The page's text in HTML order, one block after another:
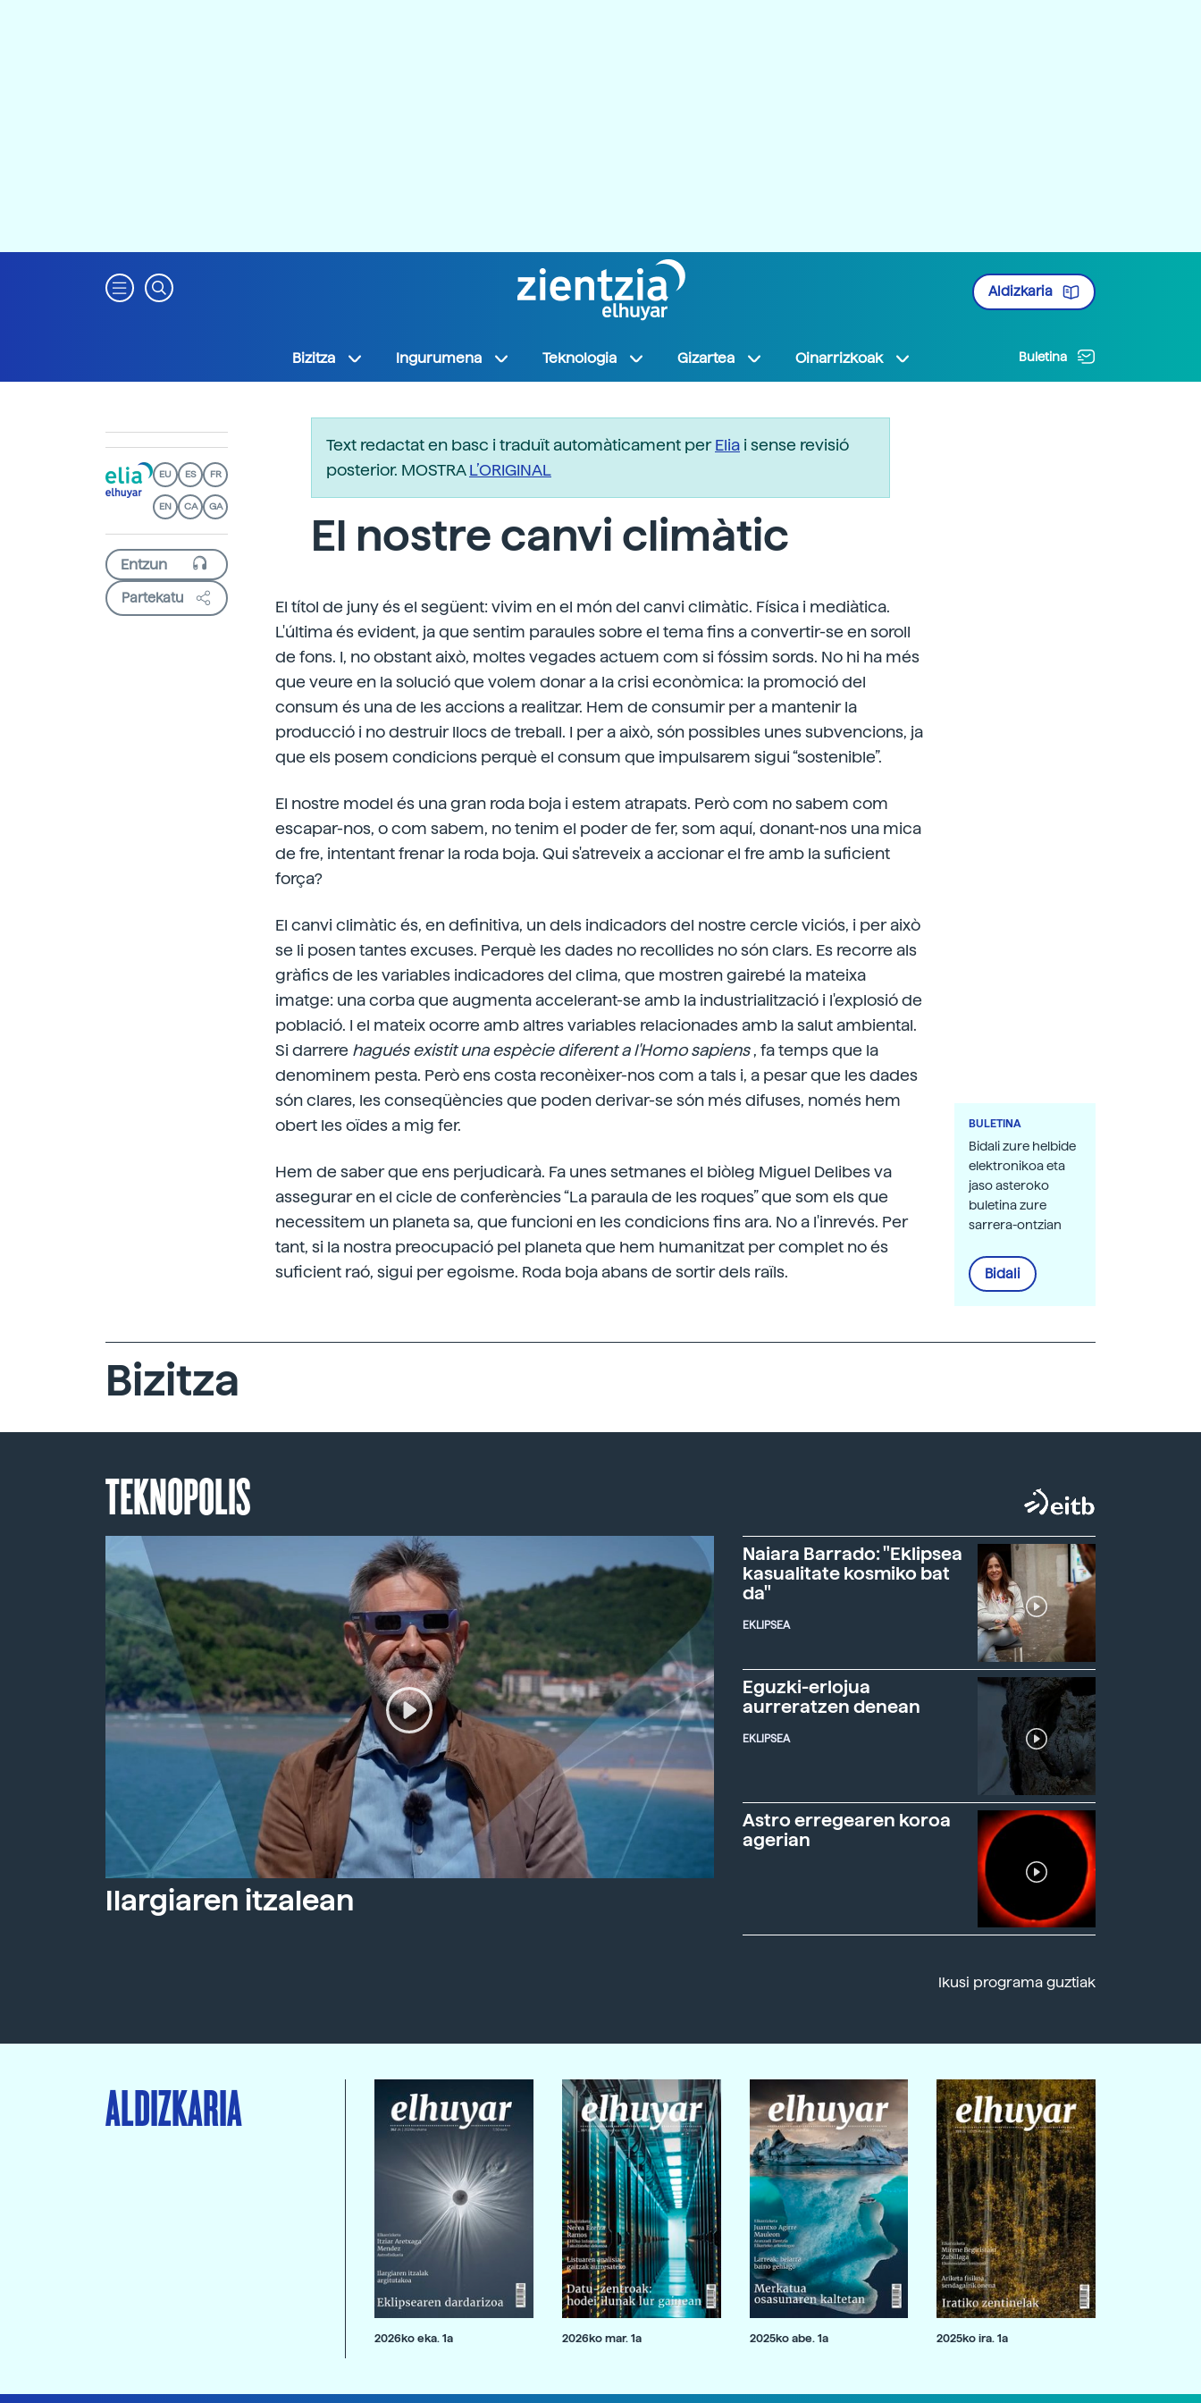
Aldizkaria
Bizitza Ingurumena Teknologia Gizartea Oinarrizkoak Buletina
EU ES FR
EN CA GA
Partekatu
Text redactat en basc i traduït automàticament perElia i sense revisió
posterior. MOSTRAL’ORIGINAL
El nostre canvi climàtic
El títol de juny és el següent: vivim en el món del canvi climàtic. Física i mediàtica.
L'última és evident, ja que sentim paraules sobre el tema fins a convertir-se en soroll
de fons. I, no obstant això, moltes vegades actuem com si fóssim sords. No hi ha més
que veure en la solució que volem donar a la crisi econòmica: la promoció del
consum és una de les accions a realitzar. Hem de consumir per a mantenir la
producció i no destruir llocs de treball. I per a això, són possibles unes subvencions, ja
que els posem condicions perquè el consum que impulsarem sigui “sostenible”.
El nostre model és una gran roda boja i estem atrapats. Però com no sabem com
escapar-nos, o com sabem, no tenim el poder de fer, som aquí, donant-nos una mica
de fre, intentant frenar la roda boja. Qui s'atreveix a accionar el fre amb la suficient
força?
El canvi climàtic és, en definitiva, un dels indicadors del nostre cercle viciós, i per això
se li posen tantes excuses. Perquè les dades no recollides no són clars. Es recorre als
gràfics de les variables indicadores del clima, que mostren gairebé la mateixa
imatge: una corba que augmenta accelerant-se amb la industrialització i l'explosió de
població. I el mateix ocorre amb altres variables relacionades amb la salut ambiental.
Si darrere hagués existit una espècie diferent a l'Homo sapiens, fa temps que la
denominem pesta. Però ens costa reconèixer-nos com a tals i, a pesar que les dades
són clares, les conseqüències que poden derivar-se són més difuses, només hem
obert les oïdes a mig fer.
Hem de saber que ens perjudicarà. Fa unes setmanes el biòleg Miguel Delibes va
assegurar en el cicle de conferències “La paraula de les roques” que som els que
necessitem un planeta sa, que funcioni en les condicions fins ara. No a l'inrevés. Per
tant, si la nostra preocupació pel planeta que hem humanitzat per complet no és
suficient raó, sigui per egoisme. Roda boja abans de sortir dels raïls.
BULETINA
Bidali zure helbide
elektronikoa eta
jaso asteroko
buletina zure
sarrera-ontzian
Bidali
Bizitza
TEKNOPOLIS
Ilargiaren itzalean
Naiara Barrado: "Eklipsea
kasualitate kosmiko bat
da"
EKLIPSEA
Eguzki-erlojua
aurreratzen denean
EKLIPSEA
Astro erregearen koroa
agerian
Ikusi programa guztiak
ALDIZKARIA
2026ko eka. 1a 2026ko mar. 1a 2025ko abe. 1a 2025ko ira. 1a